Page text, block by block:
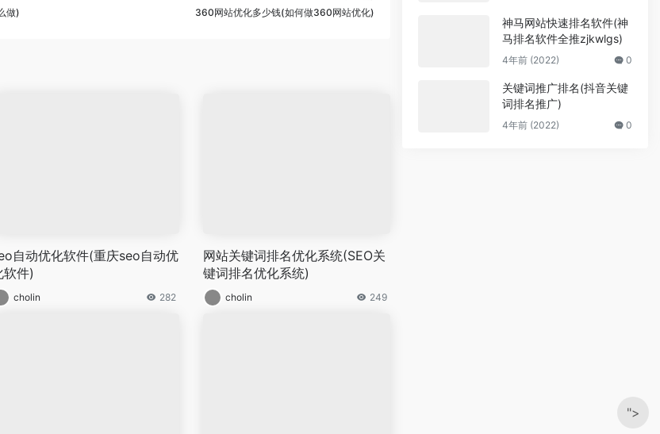
做) 360网站优化多少钱(如何做360网站优化)
自动优化软件(重庆seo自动优
软件)
cholin 282
网站关键词排名优化系统(SEO关
键词排名优化系统)
cholin 249
神马网站快速排名软件(神
马排名软件全推zjkwlgs)
4年前 (2022) 0
关键词推广排名(抖音关键
词排名推广)
4年前 (2022) 0
">